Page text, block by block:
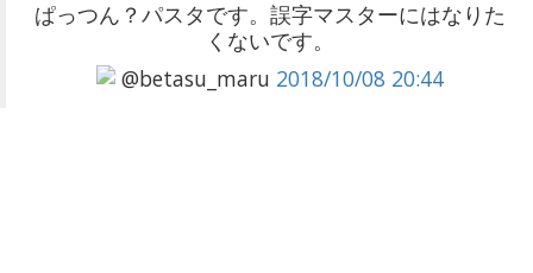
ぱっつん？パスタです。誤字マスターにはなりた
くないです。
@betasu_maru 2018/10/08 20:44